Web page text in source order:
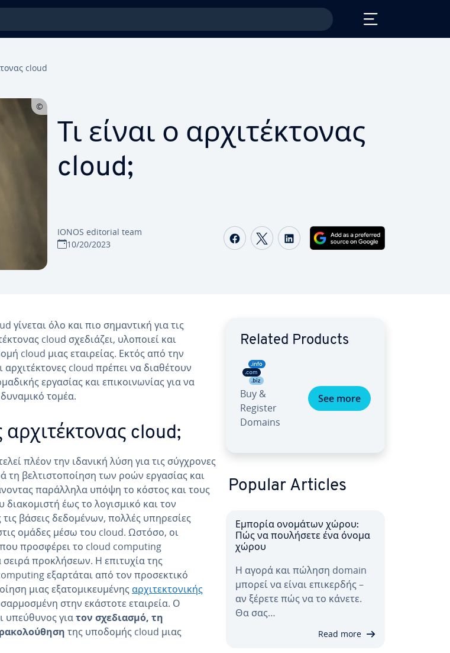
cloud
Τι είναι ο αρχιτέκτονας
cloud;
IONOS editorial team
10/20/2023
Share on Facebook
Share on Twitter
Share on LinkedIn
γίνεται όλο και πιο σημαντική για τις
cloud σχεδιάζει, υλοποιεί και
cloud μιας εταιρείας. Εκτός από την
αρχιτέκτονες cloud πρέπει να διαθέτουν
εργασίας και επικοινωνίας για να
τομέα.
αρχιτέκτονας cloud;
πλέον την ιδανική λύση για τις σύγχρονες
τη βελτιστοποίηση των ροών εργασίας και
παράλληλα υπόψη το κόστος και τους
έως το λογισμικό και τον
βάσεις δεδομένων, πολλές υπηρεσίες
ομάδες μέσω του cloud. Ωστόσο, οι
προσφέρει το cloud computing
προκλήσεων. Η επιτυχία της
εξαρτάται από τον προσεκτικό
μιας εξατομικευμένηςαρχιτεκτονικής
στην εκάστοτε εταιρεία. Ο
υπεύθυνος γιατον σχεδιασμό, τη
της υποδομής cloud μιας
Related Products
Buy &
Register
Domains
See more
Popular Articles
Εμπορία ονομάτων χώρου:
Πώς να πουλήσετε ένα όνομα
χώρου
Η αγορά και πώληση domain
μπορεί να είναι επικερδής –
αν ξέρετε πώς να το κάνετε.
Θα σας…
Read more